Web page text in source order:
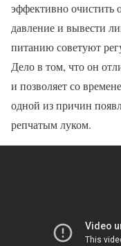
эффективно очистить
давление и вывести
питанию советуют
Дело в том, что он
и позволяет со
одной из причин
репчатым луком.